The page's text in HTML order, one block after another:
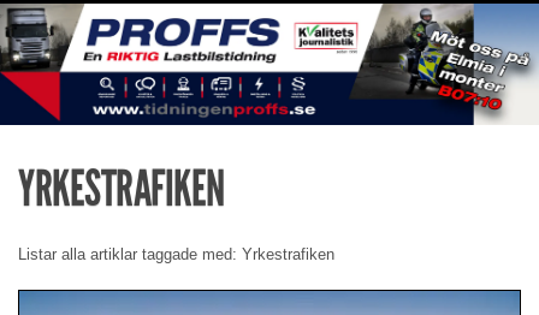
YRKESTRAFIKEN
Listar alla artiklar taggade med: Yrkestrafiken